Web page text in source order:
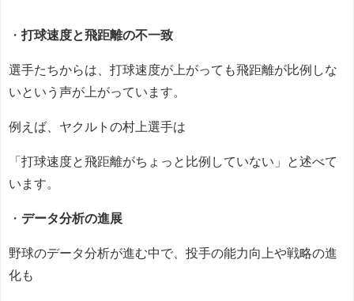
・ 打球速度と飛距離の不一致
選手たちからは、打球速度が上がっても飛距離が比例しな
いという声が上がっています。
例えば、ヤクルトの村上選手は
「打球速度と飛距離がちょっと比例していない」と述べて
います。
・ データ分析の進展
野球のデータ分析が進む中で、投手の能力向上や戦略の進
化も